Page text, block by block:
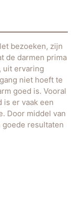
bezoeken, zijn
de darmen prima
uit ervaring
niet hoeft te
goed is. Vooral
is er vaak een
Door middel van
goede resultaten